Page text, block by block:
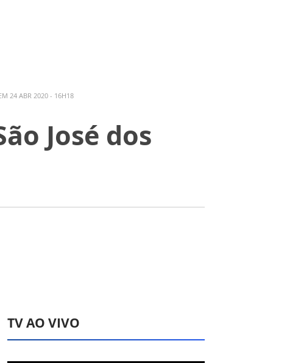
24 ABR 2020 - 16H18
José dos
TV AO VIVO